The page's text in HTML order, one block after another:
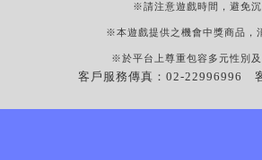
※請注意遊戲時間，避免
※本遊戲提供之機會中獎商品，
※於平台上尊重包容多元性別
客戶服務傳真：02-22996996